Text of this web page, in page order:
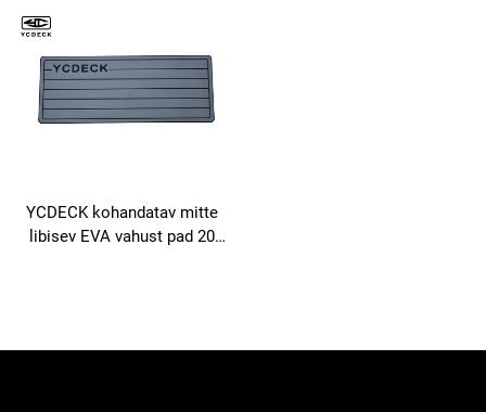
YCDECK kohandatav mitte
libisev EVA vahust pad 20